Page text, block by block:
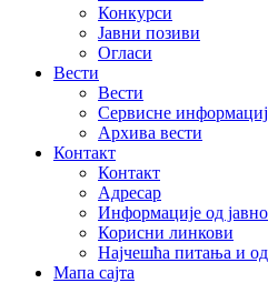
Конкурси
Јавни позиви
Огласи
Вести
Вести
Сервисне
Архива вести
Контакт
Контакт
Адресар
Информације од
Корисни линкови
Најчешћа питања и
Мапа сајта